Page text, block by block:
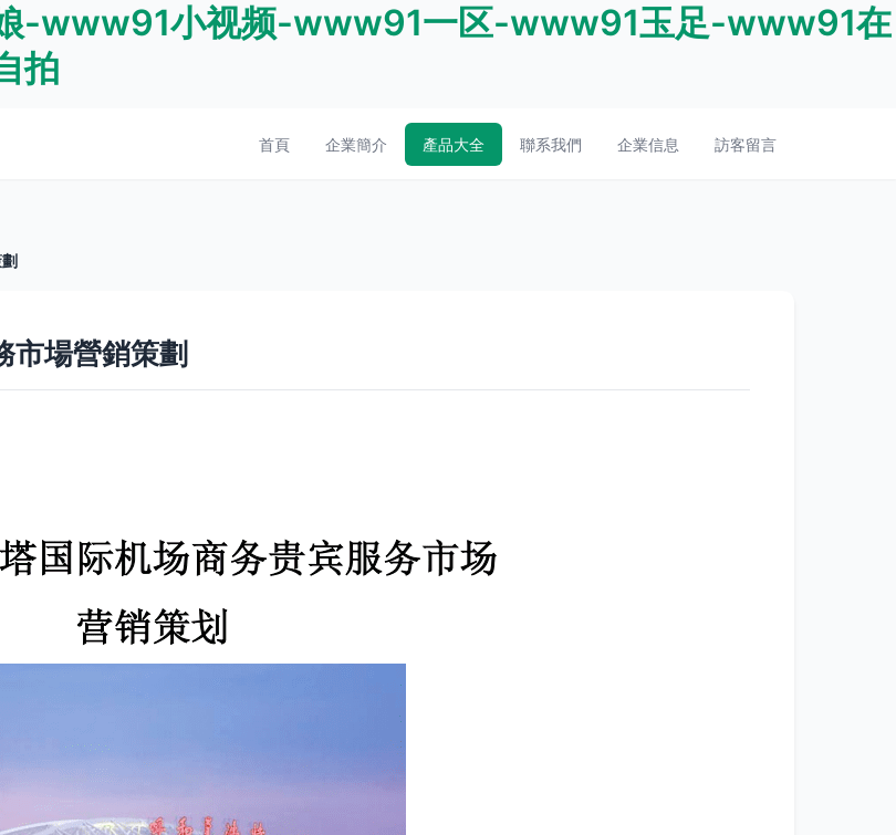
-www91小视频-www91一区-www91玉足-www91在
拍
首頁 企業簡介 產品大全 聯系我們 企業信息 訪客留言
市場營銷策劃